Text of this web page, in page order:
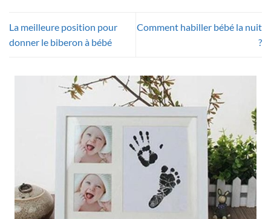
La meilleure position pour
donner le biberon à bébé
Comment habiller bébé la nuit
?